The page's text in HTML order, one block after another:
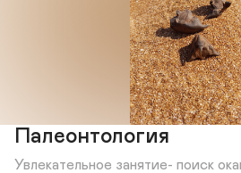
Палеонтология
Увлекательное занятие- поиск